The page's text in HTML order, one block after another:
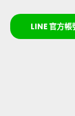
LINE 官方帳